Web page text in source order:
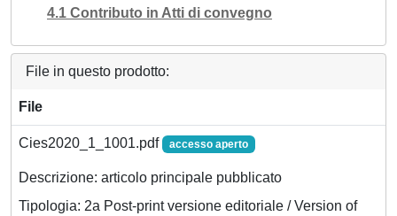
4.1 Contributo in Atti di convegno
File in questo prodotto:
File
Cies2020_1_1001.pdf accesso aperto
Descrizione: articolo principale pubblicato
Tipologia: 2a Post-print versione editoriale / Version of